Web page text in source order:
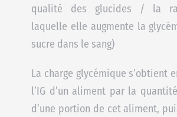
qualité des glucides / la
laquelle elle augmente la
sucre dans le sang)
La charge glycémiques’obtient
l’IG d’un aliment par la
d’une portion de cet aliment,